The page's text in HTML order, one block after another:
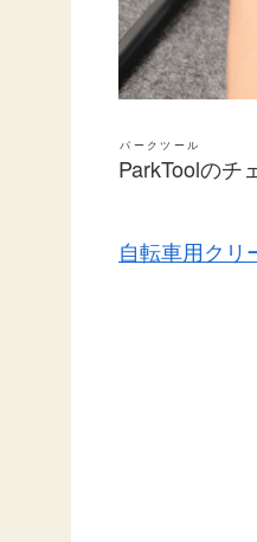
ParkTool
パークツール
のチ
自転車用クリ